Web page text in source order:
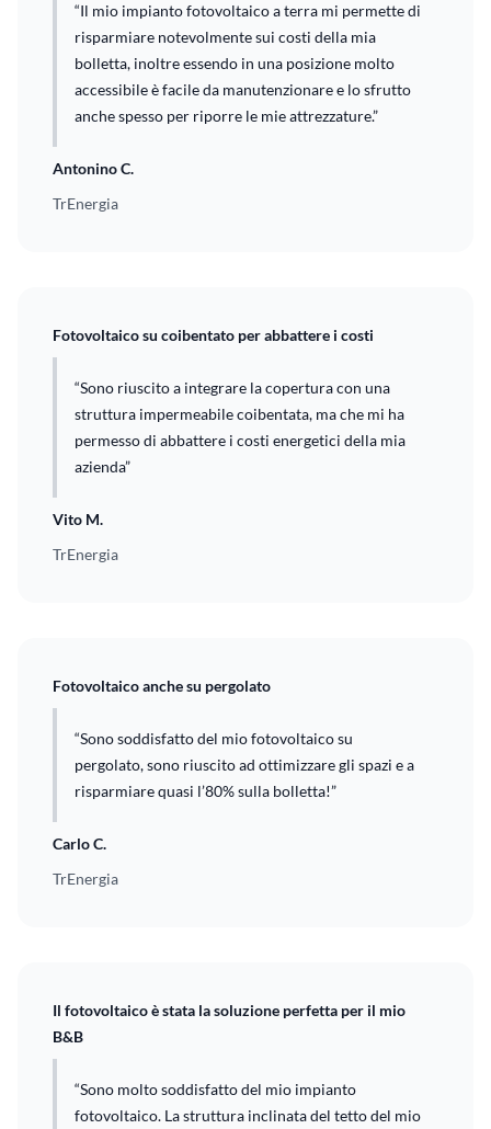
“Il mio impianto fotovoltaico a terra mi permette di
risparmiare notevolmente sui costi della mia
bolletta, inoltre essendo in una posizione molto
accessibile è facile da manutenzionare e lo sfrutto
anche spesso per riporre le mie attrezzature.”
Antonino C.
TrEnergia
Fotovoltaico su coibentato per abbattere i costi
“Sono riuscito a integrare la copertura con una
struttura impermeabile coibentata, ma che mi ha
permesso di abbattere i costi energetici della mia
azienda”
Vito M.
TrEnergia
Fotovoltaico anche su pergolato
“Sono soddisfatto del mio fotovoltaico su
pergolato, sono riuscito ad ottimizzare gli spazi e a
risparmiare quasi l’80% sulla bolletta!”
Carlo C.
TrEnergia
Il fotovoltaico è stata la soluzione perfetta per il mio
B&B
“Sono molto soddisfatto del mio impianto
fotovoltaico. La struttura inclinata del tetto del mio